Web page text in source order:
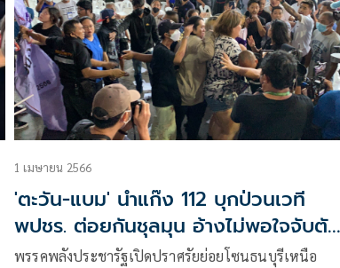
1 เมษายน 2566
'ตะวัน-แบม' นำแก๊ง 112 บุกป่วนเวที
พปชร. ต่อยกันชุลมุน อ้างไม่พอใจจับตัว
พ่นสีกำแพงวัง
พรรคพลังประชารัฐเปิดปราศรัยย่อยโซนธนบุรีเหนือ